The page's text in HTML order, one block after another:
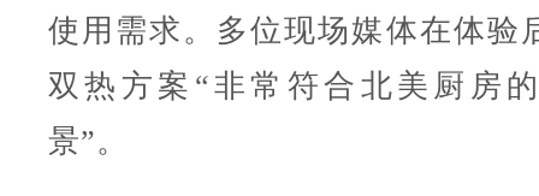
使用需求。多位现场媒体在体验
双热方案“非常符合北美厨房
景”。